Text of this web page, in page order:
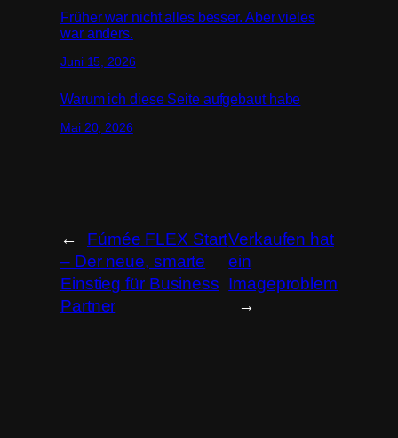
Früher war nicht alles besser. Aber vieles
war anders.
Juni 15, 2026
Warum ich diese Seite aufgebaut habe
Mai 20, 2026
←
Fúmée FLEX Start
– Der neue, smarte
Einstieg für Business
Partner
Verkaufen hat
ein
Imageproblem
→